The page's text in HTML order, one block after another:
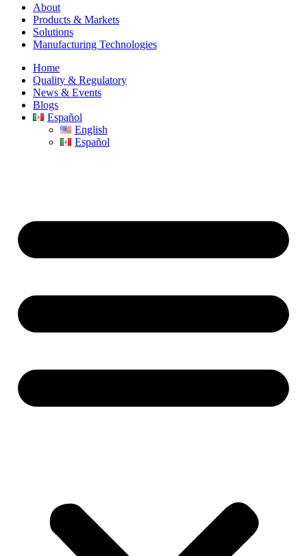
About
Products & Markets
Solutions
Manufacturing Technologies
Home
Quality & Regulatory
News & Events
Blogs
Español
English
Español